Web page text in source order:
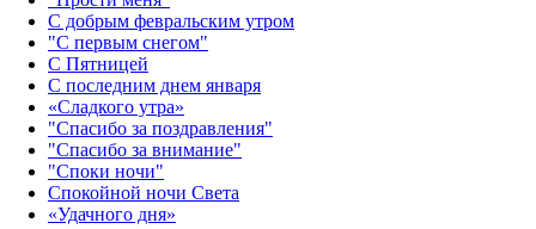
С добрым февральским утром
"С первым снегом"
С Пятницей
С последним днем января
«Сладкого утра»‎
"Спасибо за поздравления"
"Спасибо за внимание"
"Споки ночи"
Спокойной ночи Света
«Удачного дня»‎